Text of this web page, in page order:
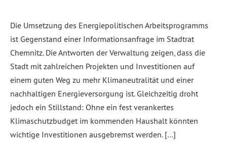
Die Umsetzung des Energiepolitischen Arbeitsprogramms
ist Gegenstand einer Informationsanfrage im Stadtrat
Chemnitz. Die Antworten der Verwaltung zeigen, dass die
Stadt mit zahlreichen Projekten und Investitionen auf
einem guten Weg zu mehr Klimaneutralität und einer
nachhaltigen Energieversorgung ist. Gleichzeitig droht
jedoch ein Stillstand: Ohne ein fest verankertes
Klimaschutzbudget im kommenden Haushalt könnten
wichtige Investitionen ausgebremst werden. […]